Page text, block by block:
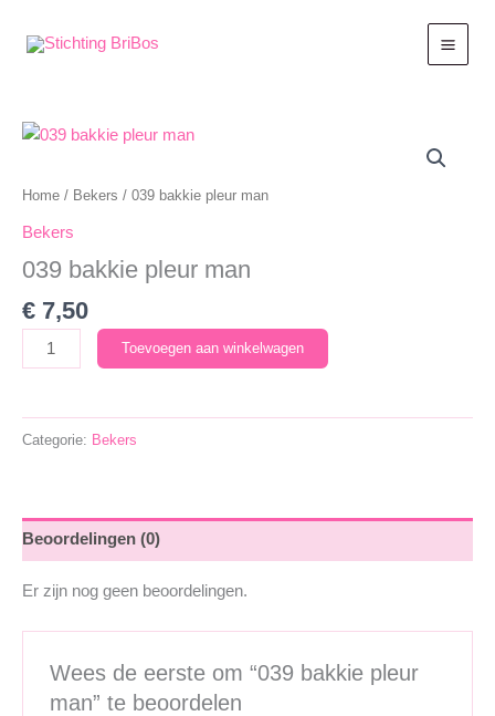
naar
Home / Bekers / 039 bakkie pleur man
Bekers
039 bakkie pleur man
€ 7,50
bakkie
man
aantal
Toevoegen aan winkelwagen
Categorie: Bekers
Beoordelingen (0)
Er zijn nog geen beoordelingen.
Wees de eerste om “039 bakkie pleur
man” te beoordelen